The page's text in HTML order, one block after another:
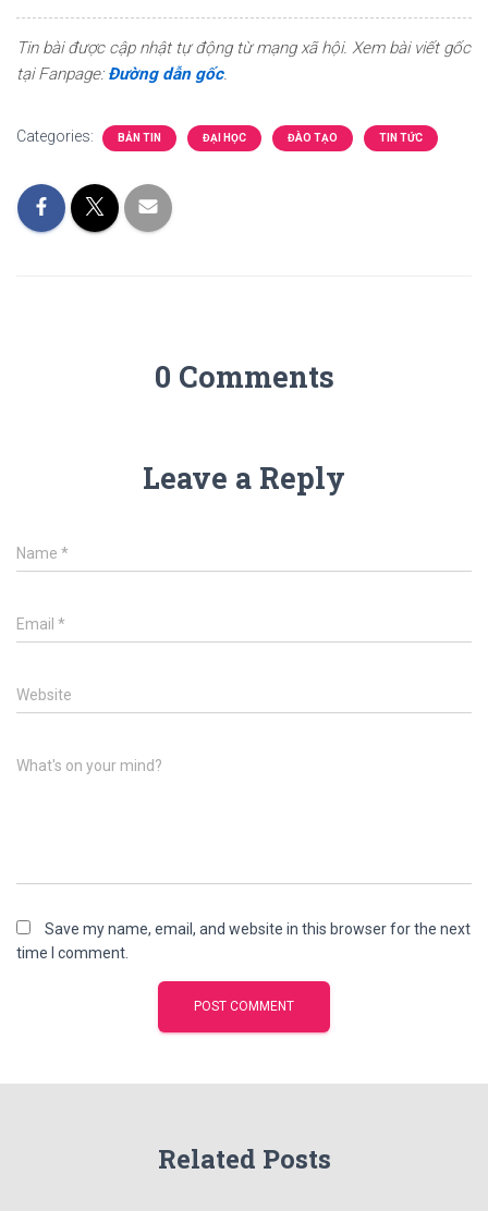
Tin bài được cập nhật tự động từ mạng xã hội. Xem bài viết gốc
tại Fanpage: Đường dẫn gốc.
Categories: BẢN TIN ĐẠI HỌC ĐÀO TẠO TIN TỨC
0 Comments
Leave a Reply
Name *
Email *
Website
What's on your mind?
Save my name, email, and website in this browser for the next
time I comment.
Related Posts